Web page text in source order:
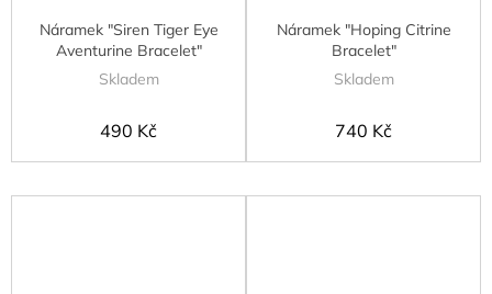
Náramek "Siren Tiger Eye
Aventurine Bracelet"
Skladem
490 Kč
Náramek "Hoping Citrine
Bracelet"
Skladem
740 Kč